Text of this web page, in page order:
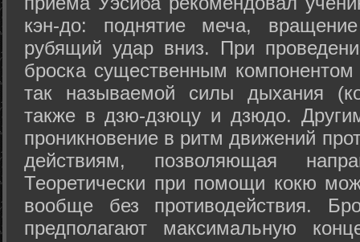
кэн-до: поднятие меча,
рубящий удар вниз. При
броска существенным компонентом
так называемой силы дыхания
также в дзю-дзюцу и дзюдо.
проникновение в ритм движений
действиям, позволяющая
Теоретически при помощи кокю
вообще без противодействия.
предполагают максимальную